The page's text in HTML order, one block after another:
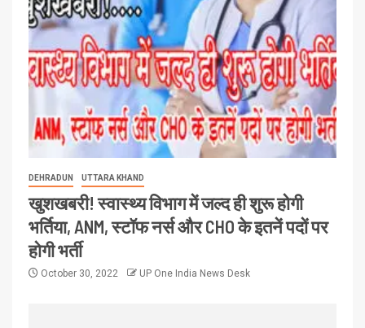
DEHRADUN UTTARA KHAND
खुशखबरी! स्वास्थ्य विभाग में जल्द ही शुरू होगी
भर्तिया, ANM, स्टॉफ नर्स और CHO के इतनें पदों पर
होगी भर्ती
October 30, 2022 UP One India News Desk